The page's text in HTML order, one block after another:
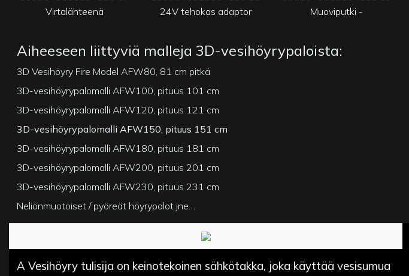
Virtalähteenä 24V tehokas adaptor Muoviputki -
Aiheeseen liittyviä malleja 3D-vesihöyrypaloista:
3D Vesihöyry Fire Model AFW80, 81 cm pitkä
3D-vesihöyrypalomalli AFW100, pituus 101 cm
3D-vesihöyrypalomalli AFW120, pituus 121 cm
3D-vesihöyrypalomalli AFW150, pituus 151 cm
3D-vesihöyrypalomalli AFW180, pituus 181 cm
3D-vesihöyrypalomalli AFW200, pituus 201 cm
3D-vesihöyrypalomalli AFW230, pituus 231 cm
Neliönmuotoiset / pyöreät höyrypalot jne…
AVesihöyry tulisija on keinotekoinen sähkötakka, joka käyttää vesisumua